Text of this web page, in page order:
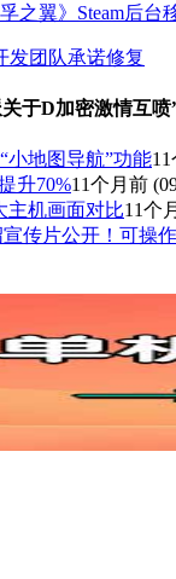
之翼》Steam后台
发团队承诺修复
于D加密激情互
小地图导航”功能
升70%11个月前
主机画面对比11个
传片公开！可操